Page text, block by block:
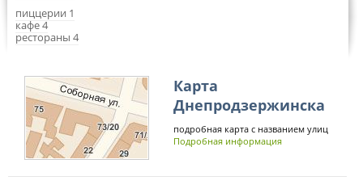
пиццерии 1
кафе 4
рестораны 4
Карта
Днепродзержинска
подробная карта с названием улиц
Подробная информация